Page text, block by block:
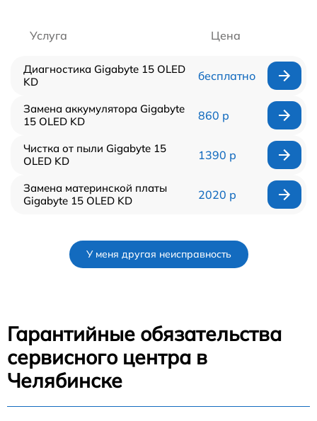
Услуга Цена
Диагностика Gigabyte 15 OLED
KD
бесплатно
Замена аккумулятора Gigabyte
15 OLED KD
860 р
Чистка от пыли Gigabyte 15
OLED KD
1390 р
Замена материнской платы
Gigabyte 15 OLED KD
2020 р
У меня другая неисправность
Гарантийные обязательства
сервисного центра в
Челябинске